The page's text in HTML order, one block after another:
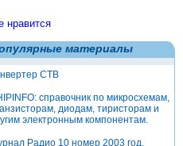
нравится
материалы
СТВ
справочник по микросхемам,
диодам, тиристорам и
электронным компонентам.
Радио 10 номер 2003 год.